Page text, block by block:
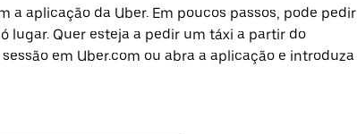
aplicação da Uber. Em poucos passos, pode pedir
lugar. Quer esteja a pedir um táxi a partir do
em Uber.com ou abra a aplicação e introduza